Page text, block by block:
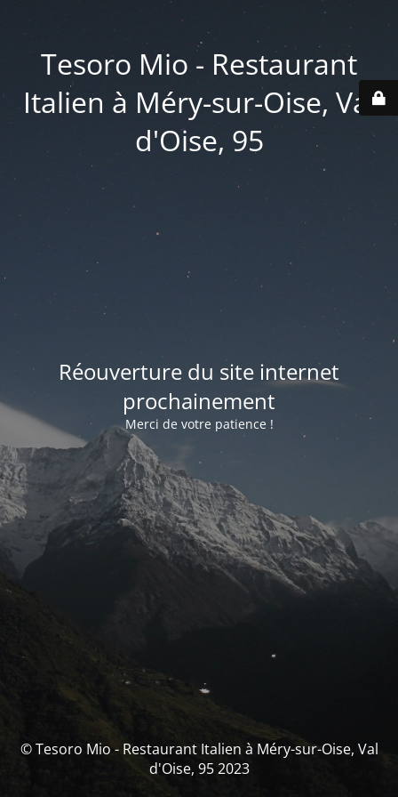
Tesoro Mio - Restaurant
Italien à Méry-sur-Oise, Val
d'Oise, 95
Réouverture du site internet
prochainement
Merci de votre patience !
© Tesoro Mio - Restaurant Italien à Méry-sur-Oise, Val
d'Oise, 95 2023